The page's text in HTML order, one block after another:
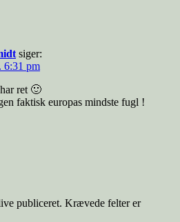
siger:
6:31 pm
ret 🙂
faktisk europas mindste fugl !
publiceret. Krævede felter er